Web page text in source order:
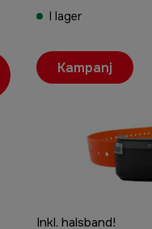
I lager
Inkl. halsband!
Kampanj